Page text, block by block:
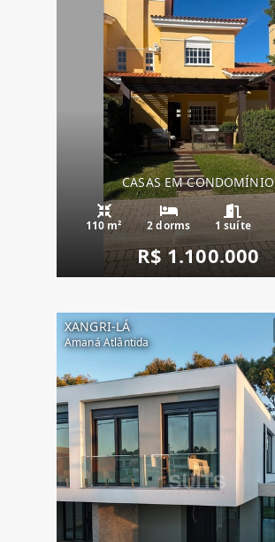
CASAS EM CONDOMÍNIO
110 m² 2 dorms 1 suíte
R$ 1.100.000
XANGRI-LÁ
Amaná Atlântida